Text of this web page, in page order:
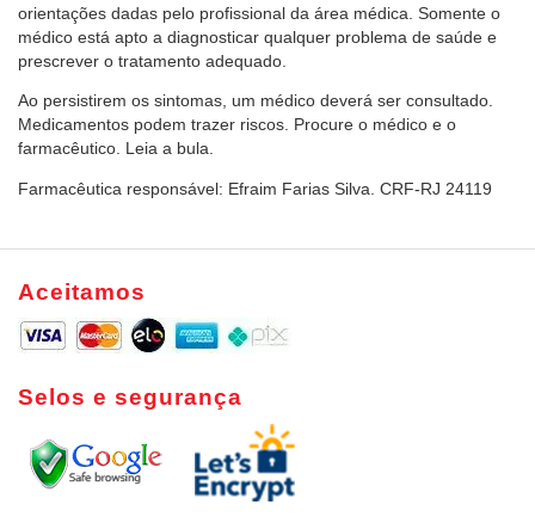
orientações dadas pelo profissional da área médica. Somente o
médico está apto a diagnosticar qualquer problema de saúde e
prescrever o tratamento adequado.
Ao persistirem os sintomas, um médico deverá ser consultado.
Medicamentos podem trazer riscos. Procure o médico e o
farmacêutico. Leia a bula.
Farmacêutica responsável: Efraim Farias Silva. CRF-RJ 24119
Aceitamos
Selos e segurança